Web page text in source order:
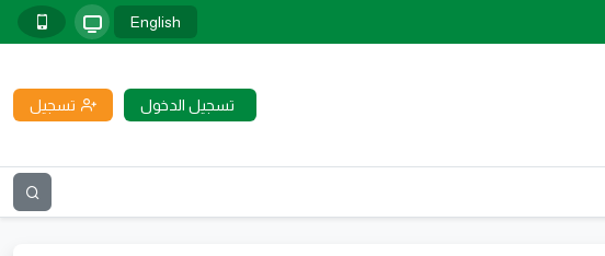
English
تسجيل الدخول تسجيل